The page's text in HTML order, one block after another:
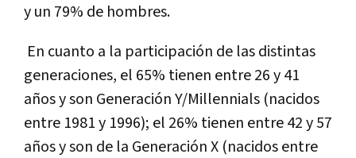
y un 79% de hombres.
En cuanto a la participación de las distintas
generaciones, el 65% tienen entre 26 y 41
años y son Generación Y/Millennials (nacidos
entre 1981 y 1996); el 26% tienen entre 42 y 57
años y son de la Generación X (nacidos entre